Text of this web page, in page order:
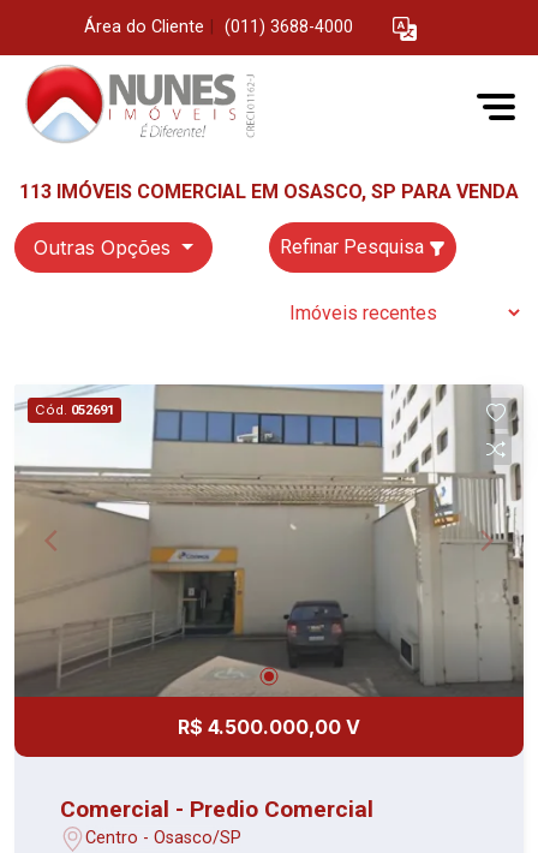
Área do Cliente (011) 3688-4000
113 IMÓVEIS COMERCIAL EM OSASCO, SP PARA VENDA
Outras Opções Refinar Pesquisa
Cód. 052691
R$ 4.500.000,00 V
Comercial - Predio Comercial
Centro - Osasco/SP